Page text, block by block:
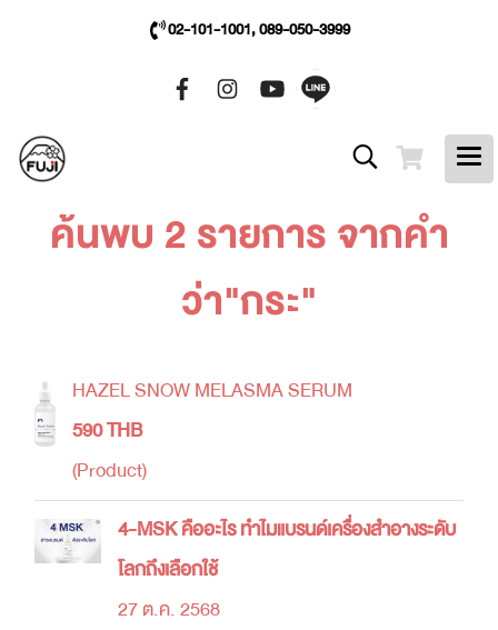
02-101-1001, 089-050-3999
ค้นพบ 2 รายการ จากคำ
ว่า"กระ"
HAZEL SNOW MELASMA SERUM
590 THB
(Product)
4-MSK คืออะไร ทำไมแบรนด์เครื่องสำอางระดับ
โลกถึงเลือกใช้
27 ต.ค. 2568